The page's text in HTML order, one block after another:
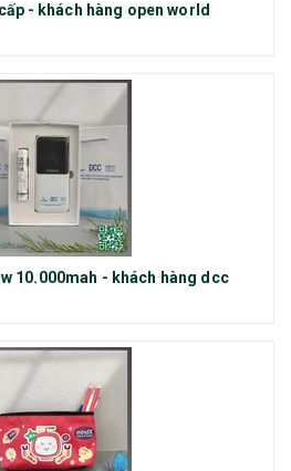
- khách hàng open world
10.000mah - khách hàng dcc